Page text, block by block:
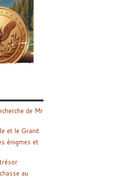
de Mr
et le Granit
énigmes et
au